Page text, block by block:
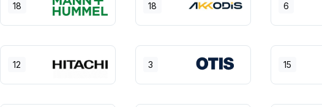
18 18 6
12 3 15